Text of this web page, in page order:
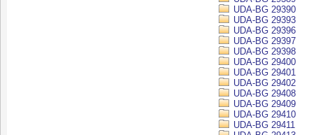
UDA-BG 29390
UDA-BG 29393
UDA-BG 29396
UDA-BG 29397
UDA-BG 29398
UDA-BG 29400
UDA-BG 29401
UDA-BG 29402
UDA-BG 29408
UDA-BG 29409
UDA-BG 29410
UDA-BG 29411